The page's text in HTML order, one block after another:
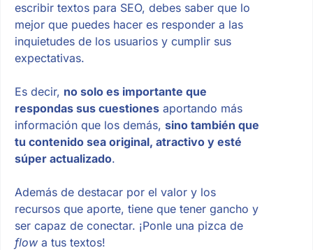
escribir textos para SEO, debes saber que lo
mejor que puedes hacer es responder a las
inquietudes de los usuarios y cumplir sus
expectativas.
Es decir, no solo es importante que
respondas sus cuestionesaportando más
información que los demás, sino también que
tu contenido sea original, atractivo y esté
súper actualizado.
Además de destacar por el valor y los
recursos que aporte, tiene que tener gancho y
ser capaz de conectar. ¡Ponle una pizca de
flowa tus textos!